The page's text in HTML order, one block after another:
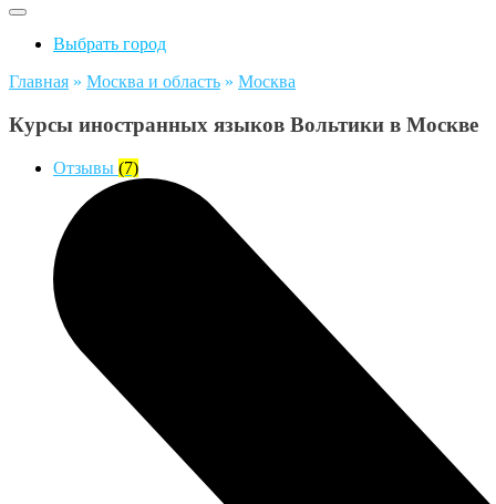
Выбрать город
Главная » Москва и область » Москва
Курсы иностранных языков Вольтики в Москве
Отзывы (7)